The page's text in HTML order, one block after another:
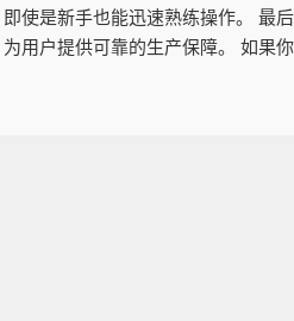
使是新手也能迅速熟练操作。 最
用户提供可靠的生产保障。 如果